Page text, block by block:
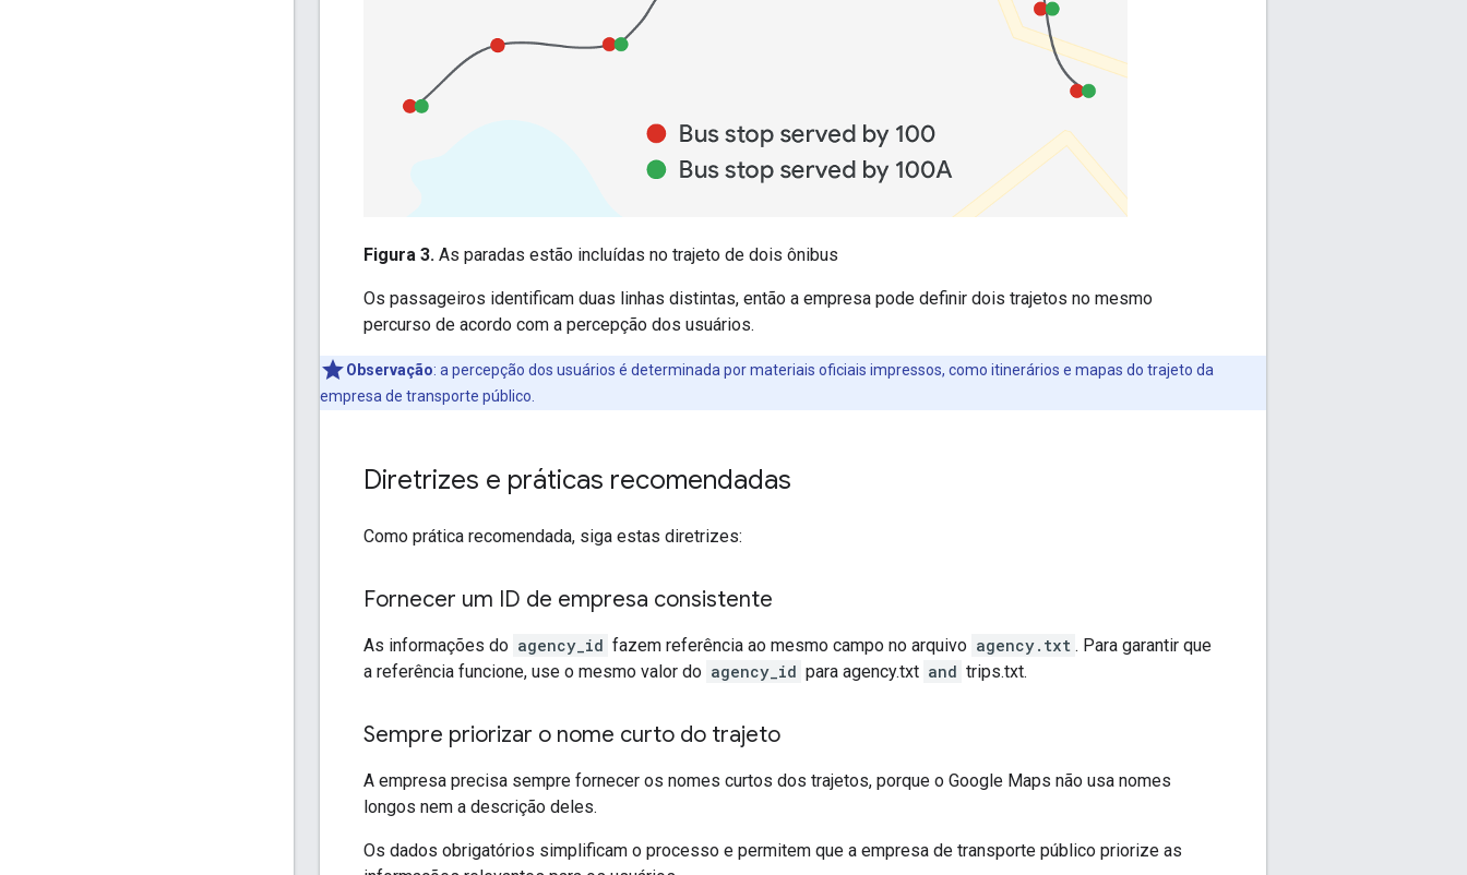
Figura 3. As paradas estão incluídas no trajeto de dois ônibus
Os passageiros identificam duas linhas distintas, então a empresa pode definir dois trajetos no mesmo
percurso de acordo com a percepção dos usuários.
Observação: a percepção dos usuários é determinada por materiais oficiais impressos, como itinerários e mapas do trajeto da
empresa de transporte público.
Diretrizes e práticas recomendadas
Como prática recomendada, siga estas diretrizes:
Fornecer um ID de empresa consistente
As informações do agency_id fazem referência ao mesmo campo no arquivo agency.txt . Para garantir que
a referência funcione, use o mesmo valor do agency_id para agency.txt and trips.txt.
Sempre priorizar o nome curto do trajeto
A empresa precisa sempre fornecer os nomes curtos dos trajetos, porque o Google Maps não usa nomes
longos nem a descrição deles.
Os dados obrigatórios simplificam o processo e permitem que a empresa de transporte público priorize as